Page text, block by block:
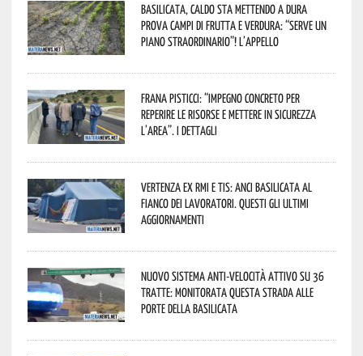
Basilicata, caldo sta mettendo a dura
prova campi di frutta e verdura: “Serve un
piano straordinario”! L’appello
Frana Pisticci: “Impegno concreto per
reperire le risorse e mettere in sicurezza
l’area”. I dettagli
Vertenza ex RMI e TIS: ANCI Basilicata al
fianco dei lavoratori. Questi gli ultimi
aggiornamenti
Nuovo sistema anti-velocità attivo su 36
tratte: monitorata questa strada alle
porte della Basilicata